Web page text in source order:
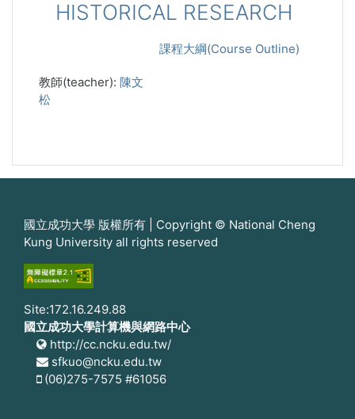
HISTORICAL RESEARCH
課程大綱(Course Outline)
教師(teacher): 陳文
松
國立成功大學 版權所有 | Copyright © National Cheng
Kung University all rights reserved
Site:172.16.249.88
國立成功大學計算機與網路中心
http://cc.ncku.edu.tw/
sfkuo@ncku.edu.tw
(06)275-7575 #61056